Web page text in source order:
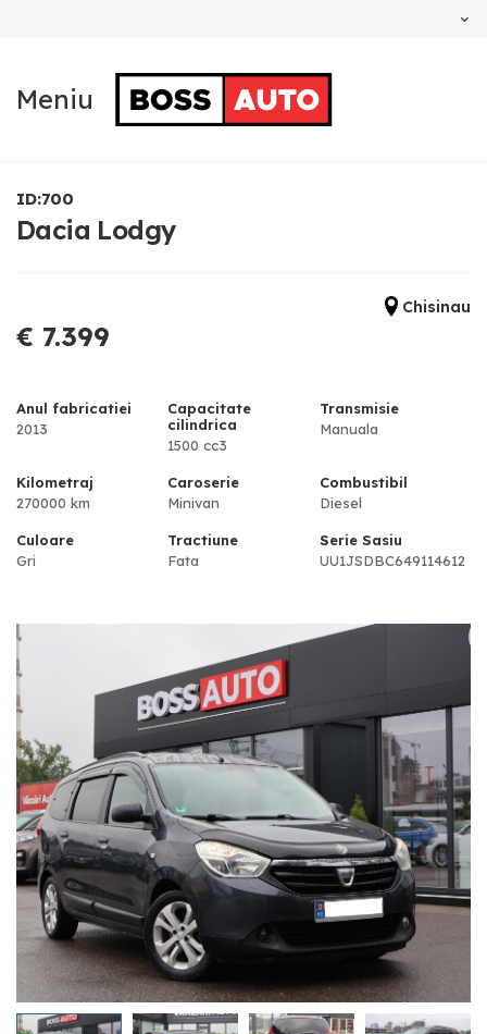
Meniu
ID:700
Dacia Lodgy
Chisinau
€ 7.399
Anul fabricatiei
2013
Capacitate
cilindrica
1500 cc3
Transmisie
Manuala
Kilometraj
270000 km
Caroserie
Minivan
Combustibil
Diesel
Culoare
Gri
Tractiune
Fata
Serie Sasiu
UU1JSDBC649114612
RATE DE LA146 €LUNAR